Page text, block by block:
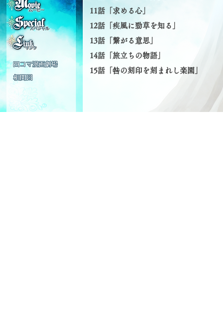
11話「求める心」
12話「疾風に勁草を知る」
13話「繋がる意思」
14話「旅立ちの物語」
​15話「咎の刻印を刻まれし楽園」